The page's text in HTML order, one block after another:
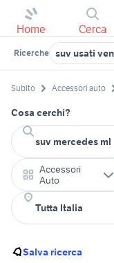
Home Cerca
Ricerche suv usati
Subito Accessori auto
Cosa cerchi?
Accessori
Auto
Salva ricerca